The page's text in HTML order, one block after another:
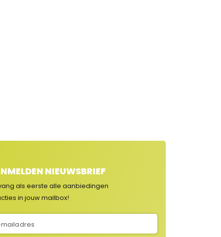
NIEUWSBRIEF
als eerste alle aanbiedingen
in jouw mailbox!